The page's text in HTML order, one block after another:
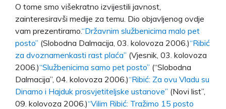
O tome smo višekratno izvijestili javnost,
zainteresiravši medije za temu. Dio objavljenog ovdje
vam prezentiramo.“Državnim službenicima malo pet
posto” (Slobodna Dalmacija, 03. kolovoza 2006.)“Ribić
za dvoznamenkasti rast plaća” (Vjesnik, 03. kolovoza
2006.)“Službenicima samo pet posto” (“Slobodna
Dalmacija”, 04. kolovoza 2006.)“Ribić: Za ovu Vladu su
Dinamo i Hajduk prosvjetiteljske ustanove” (Novi list”,
09. kolovoza 2006.)“Vilim Ribić: Tražimo 15 posto